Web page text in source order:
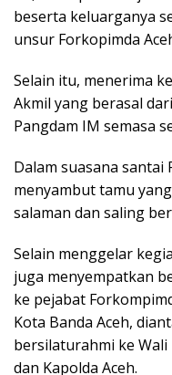
beserta keluarganya
unsur Forkopimda
Selain itu, menerima
Akmil yang berasal
Pangdam IM semasa
Dalam suasana
menyambut tamu
salaman dan saling
Selain menggelar
juga menyempatkan
ke pejabat
Kota Banda Aceh,
bersilaturahmi ke
dan Kapolda Aceh.